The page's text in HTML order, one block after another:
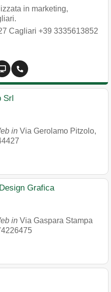
in marketing,
Cagliari +39 3335613852
Srl
in Via Gerolamo Pitzolo,
Grafica
in Via Gaspara Stampa